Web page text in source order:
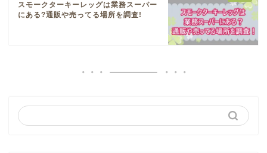
スモークターキーレッグは業務スーパー
にある?通販や売ってる場所を調査!